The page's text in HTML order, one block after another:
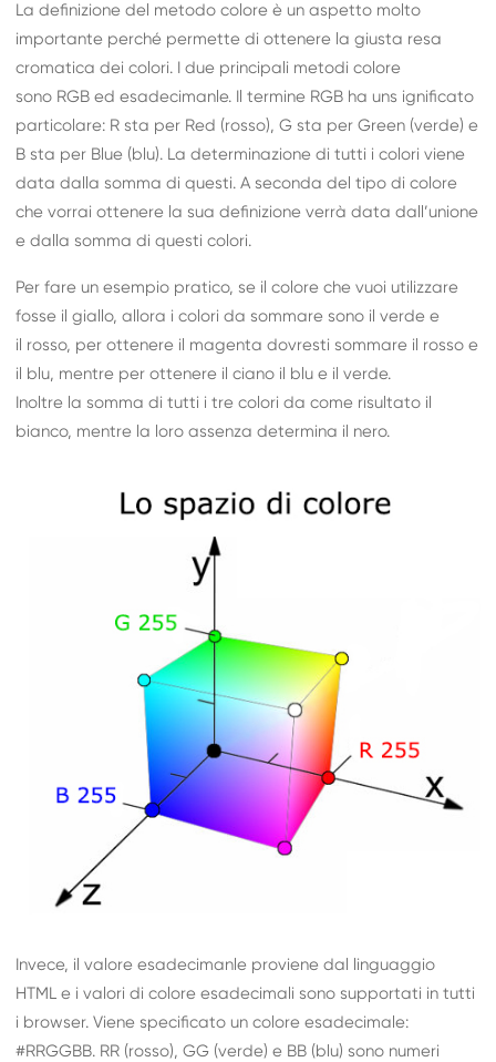
La definizione del metodo colore è un aspetto molto
importante perché permette di ottenere la giusta resa
cromatica dei colori. I due principali metodi colore
sono RGB ed esadecimanle. Il termine RGB ha uns ignificato
particolare: R sta per Red (rosso), G sta per Green (verde) e
B sta per Blue (blu). La determinazione di tutti i colori viene
data dalla somma di questi. A seconda del tipo di colore
che vorrai ottenere la sua definizione verrà data dall’unione
e dalla somma di questi colori.
Per fare un esempio pratico, se il colore che vuoi utilizzare
fosse il giallo, allora i colori da sommare sono il verde e
il rosso, per ottenere il magenta dovresti sommare il rosso e
il blu, mentre per ottenere il ciano il blu e il verde.
Inoltre la somma di tutti i tre colori da come risultato il
bianco, mentre la loro assenza determina il nero.
Invece, il valore esadecimanle proviene dal linguaggio
HTML e i valori di colore esadecimali sono supportati in tutti
i browser. Viene specificato un colore esadecimale:
#RRGGBB. RR (rosso), GG (verde) e BB (blu) sono numeri